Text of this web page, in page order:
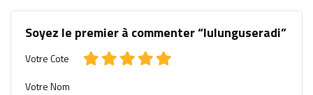
Soyez le premier à commenter “lulunguseradi”
Votre Cote
Votre Nom